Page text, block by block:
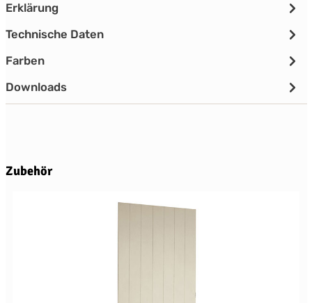
Erklärung
Technische Daten
Farben
Downloads
Produktgalerie überspringen
Zubehör